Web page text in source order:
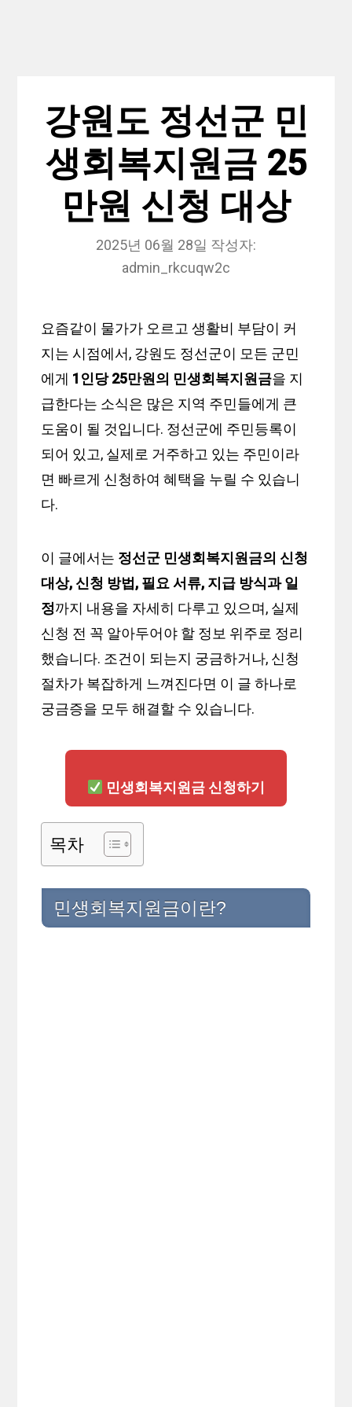
강원도 정선군 민
생회복지원금 25
만원 신청 대상
2025년 06월 28일 작성자:
admin_rkcuqw2c
요즘같이 물가가 오르고 생활비 부담이 커
지는 시점에서, 강원도 정선군이 모든 군민
에게 1인당 25만원의 민생회복지원금을 지
급한다는 소식은 많은 지역 주민들에게 큰
도움이 될 것입니다. 정선군에 주민등록이
되어 있고, 실제로 거주하고 있는 주민이라
면 빠르게 신청하여 혜택을 누릴 수 있습니
다.
이 글에서는 정선군 민생회복지원금의 신청
대상, 신청 방법, 필요 서류, 지급 방식과 일
정까지 내용을 자세히 다루고 있으며, 실제
신청 전 꼭 알아두어야 할 정보 위주로 정리
했습니다. 조건이 되는지 궁금하거나, 신청
절차가 복잡하게 느껴진다면 이 글 하나로
궁금증을 모두 해결할 수 있습니다.
민생회복지원금 신청하기
목차
민생회복지원금이란?